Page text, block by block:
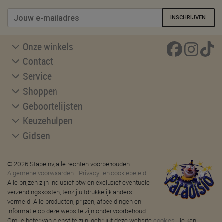
INSCHRIJVEN
Onze winkels
Contact
Service
Shoppen
Geboortelijsten
Keuzehulpen
Gidsen
© 2026 Stabe nv, alle rechten voorbehouden.
Algemene voorwaarden - Privacy- en cookiebeleid
Alle prijzen zijn inclusief btw en exclusief eventuele
verzendingskosten, tenzij uitdrukkelijk anders
vermeld. Alle producten, prijzen, afbeeldingen en
informatie op deze website zijn onder voorbehoud.
Om je beter van dienst te zijn, gebruikt deze website cookies . Je kan